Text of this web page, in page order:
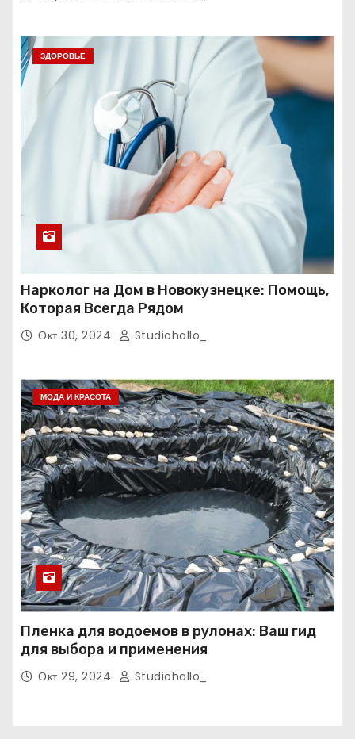
ЗДОРОВЬЕ
Нарколог на Дом в Новокузнецке: Помощь,
Которая Всегда Рядом
Окт 30, 2024 Studiohallo_
МОДА И КРАСОТА
Пленка для водоемов в рулонах: Ваш гид
для выбора и применения
Окт 29, 2024 Studiohallo_